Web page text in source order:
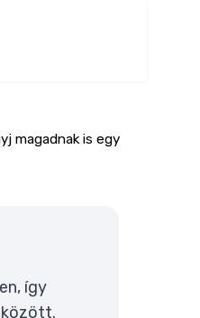
magadnak is egy
így
között.